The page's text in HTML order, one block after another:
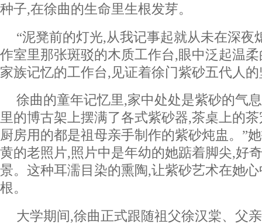
种子,在徐曲的生命里生根发芽。
“泥凳前的灯光,从我记事起就从未在深夜
作室里那张斑驳的木质工作台,眼中泛起温
家族记忆的工作台,见证着徐门紫砂五代人
徐曲的童年记忆里,家中处处是紫砂的气
里的博古架上摆满了各式紫砂器,茶桌上的
厨房用的都是祖母亲手制作的紫砂炖盅。”
黄的老照片,照片中是年幼的她踮着脚尖,好
景。这种耳濡目染的熏陶,让紫砂艺术在她
根。
大学期间,徐曲正式跟随祖父徐汉棠、父